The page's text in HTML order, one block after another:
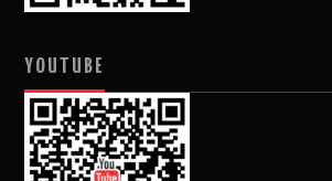
YOUTUBE